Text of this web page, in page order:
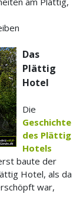
Das
Plättig
Hotel
Die
Geschichte
des Plättig
Hotels
baute der
Hotel, als da
war,